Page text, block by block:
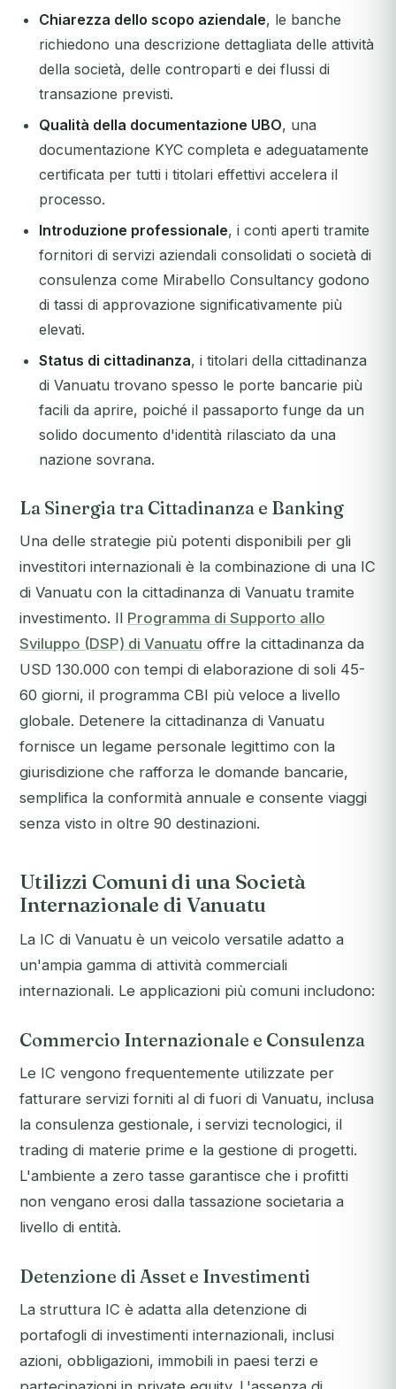
Chiarezza dello scopo aziendale, le banche
richiedono una descrizione dettagliata delle attività
della società, delle controparti e dei flussi di
transazione previsti.
Qualità della documentazione UBO, una
documentazione KYC completa e adeguatamente
certificata per tutti i titolari effettivi accelera il
processo.
Introduzione professionale, i conti aperti tramite
fornitori di servizi aziendali consolidati o società di
consulenza come Mirabello Consultancy godono
di tassi di approvazione significativamente più
elevati.
Status di cittadinanza, i titolari della cittadinanza
di Vanuatu trovano spesso le porte bancarie più
facili da aprire, poiché il passaporto funge da un
solido documento d'identità rilasciato da una
nazione sovrana.
La Sinergia tra Cittadinanza e Banking
Una delle strategie più potenti disponibili per gli
investitori internazionali è la combinazione di una IC
di Vanuatu con la cittadinanza di Vanuatu tramite
investimento. Il Programma di Supporto allo
Sviluppo (DSP) di Vanuatu offre la cittadinanza da
USD 130.000 con tempi di elaborazione di soli 45-
60 giorni, il programma CBI più veloce a livello
globale. Detenere la cittadinanza di Vanuatu
fornisce un legame personale legittimo con la
giurisdizione che rafforza le domande bancarie,
semplifica la conformità annuale e consente viaggi
senza visto in oltre 90 destinazioni.
Utilizzi Comuni di una Società
Internazionale di Vanuatu
La IC di Vanuatu è un veicolo versatile adatto a
un'ampia gamma di attività commerciali
internazionali. Le applicazioni più comuni includono:
Commercio Internazionale e Consulenza
Le IC vengono frequentemente utilizzate per
fatturare servizi forniti al di fuori di Vanuatu, inclusa
la consulenza gestionale, i servizi tecnologici, il
trading di materie prime e la gestione di progetti.
L'ambiente a zero tasse garantisce che i profitti
non vengano erosi dalla tassazione societaria a
livello di entità.
Detenzione di Asset e Investimenti
La struttura IC è adatta alla detenzione di
portafogli di investimenti internazionali, inclusi
azioni, obbligazioni, immobili in paesi terzi e